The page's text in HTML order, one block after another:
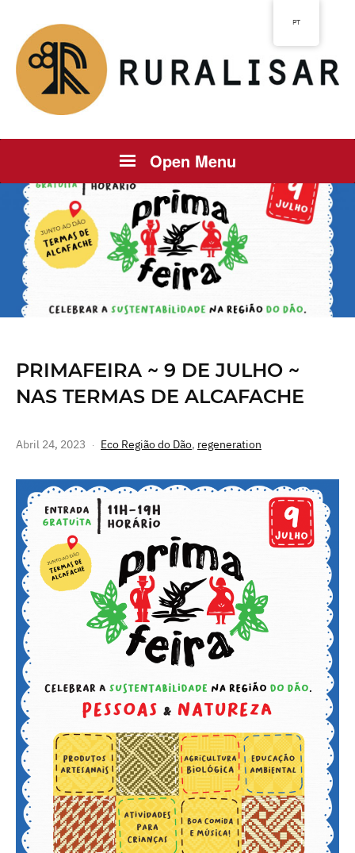
Open Menu
PRIMAFEIRA ~ 9 DE JULHO ~
NAS TERMAS DE ALCAFACHE
Abril 24, 2023 Eco Região do Dão, regeneration
PT